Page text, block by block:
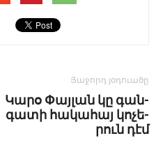
Յաջորդ յօդուածը
Կա­րօ ­Փայ­լան կը գան­
գա­տի հա­կա­հայ կո­չե­
րուն դէմ